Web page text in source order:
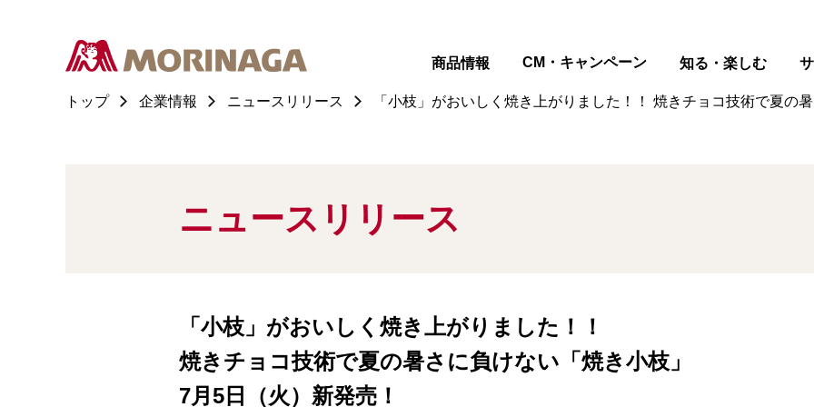
商品情報 CM・キャンペーン 知る・楽しむ
トップ 企業情報 ニュースリリース 「小枝」がおいしく焼き上がりました！！ 焼きチョコ技術で夏の
ニュースリリース
「小枝」がおいしく焼き上がりました！！
焼きチョコ技術で夏の暑さに負けない「焼き小枝」
7月5日（火）新発売！